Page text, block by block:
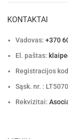
KONTAKTAI
Vadovas: +370
El. paštas:
Registracijos
Sąsk. nr. :
Rekvizitai: